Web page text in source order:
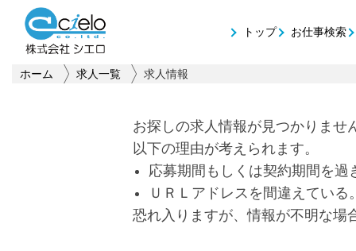
トップ お仕事検索
ホーム 求人一覧 求人情報
お探しの求人情報が見つかりませ
以下の理由が考えられます。
応募期間もしくは契約期間を過
ＵＲＬアドレスを間違えている
恐れ入りますが、情報が不明な場